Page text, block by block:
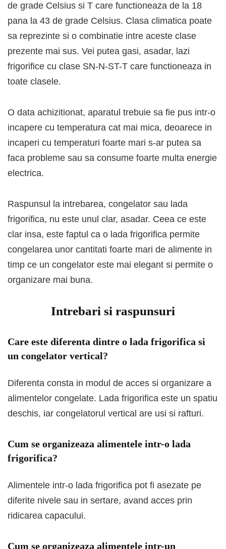
de grade Celsius si T care functioneaza de la 18
pana la 43 de grade Celsius. Clasa climatica poate
sa reprezinte si o combinatie intre aceste clase
prezente mai sus. Vei putea gasi, asadar, lazi
frigorifice cu clase SN-N-ST-T care functioneaza in
toate clasele.
O data achizitionat, aparatul trebuie sa fie pus intr-o
incapere cu temperatura cat mai mica, deoarece in
incaperi cu temperaturi foarte mari s-ar putea sa
faca probleme sau sa consume foarte multa energie
electrica.
Raspunsul la intrebarea, congelator sau lada
frigorifica, nu este unul clar, asadar. Ceea ce este
clar insa, este faptul ca o lada frigorifica permite
congelarea unor cantitati foarte mari de alimente in
timp ce un congelator este mai elegant si permite o
organizare mai buna.
Intrebari si raspunsuri
Care este diferenta dintre o lada frigorifica si
un congelator vertical?
Diferenta consta in modul de acces si organizare a
alimentelor congelate. Lada frigorifica este un spatiu
deschis, iar congelatorul vertical are usi si rafturi.
Cum se organizeaza alimentele intr-o lada
frigorifica?
Alimentele intr-o lada frigorifica pot fi asezate pe
diferite nivele sau in sertare, avand acces prin
ridicarea capacului.
Cum se organizeaza alimentele intr-un